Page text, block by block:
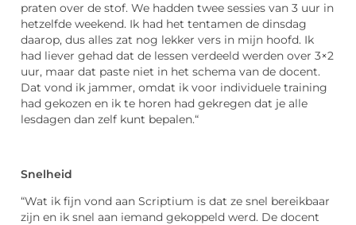
praten over de stof. We hadden twee sessies van 3 uur in
hetzelfde weekend. Ik had het tentamen de dinsdag
daarop, dus alles zat nog lekker vers in mijn hoofd. Ik
had liever gehad dat de lessen verdeeld werden over 3×2
uur, maar dat paste niet in het schema van de docent.
Dat vond ik jammer, omdat ik voor individuele training
had gekozen en ik te horen had gekregen dat je alle
lesdagen dan zelf kunt bepalen.“
Snelheid
“Wat ik fijn vond aan Scriptium is dat ze snel bereikbaar
zijn en ik snel aan iemand gekoppeld werd. De docent